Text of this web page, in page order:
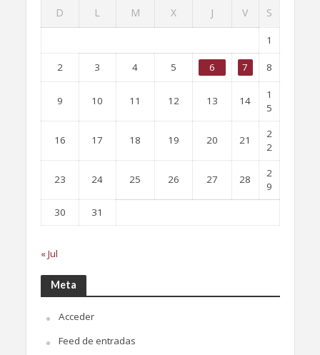
D L M X J V S
1
2 3 4 5 6 7 8
9 10 11 12 13 14
1
5
16 17 18 19 20 21
2
2
23 24 25 26 27 28
2
9
30
31
« Jul
Meta
Acceder
Feed de entradas